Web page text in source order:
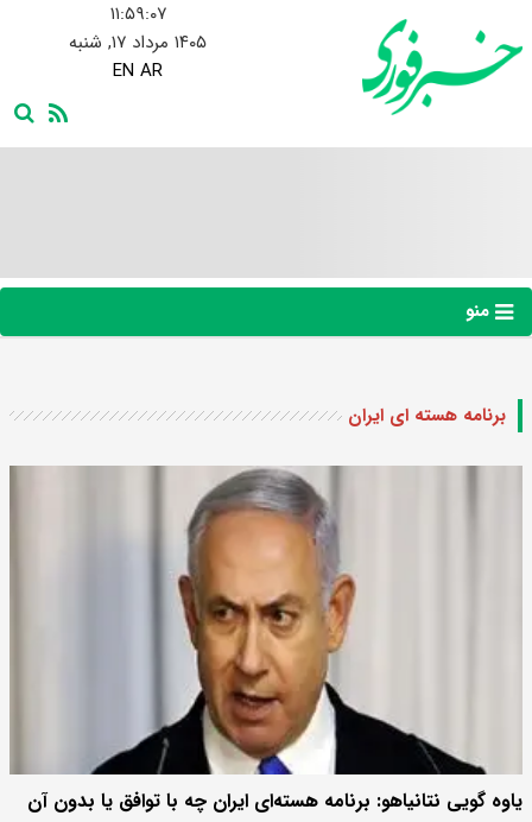
۱۱:۵۹:۰۸
۱۴۰۵ مرداد ۱۷, شنبه
EN AR
منو
برنامه هسته ای ایران
یاوه گویی نتانیاهو: برنامه هسته‌ای ایران چه با توافق یا بدون آن